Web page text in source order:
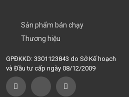
Sản phẩm bán chạy
Thương hiệu
GPĐKKD: 3301123843 do Sở Kế hoạch
và Đầu tư cấp ngày 08/12/2009